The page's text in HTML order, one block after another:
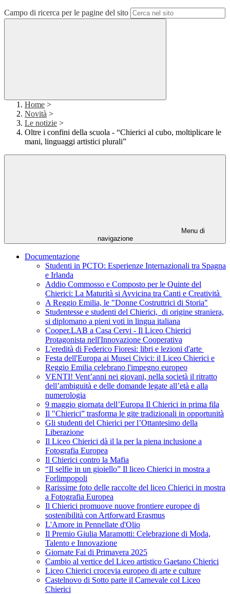
Campo di ricerca per le pagine del sito
Home >
Novità >
Le notizie >
Oltre i confini della scuola - “Chierici al cubo, moltiplicare le
mani, linguaggi artistici plurali”
Menu di
navigazione
Documentazione
Studenti in PCTO: Esperienze Internazionali tra Spagna
e Irlanda
Addio Commosso e Composto per le Quinte del
Chierici: La Maturità si Avvicina tra Canti e Creatività
A Reggio Emilia, le "Donne Costruttrici di Storia"
Studentesse e studenti del Chierici, di origine straniera,
si diplomano a pieni voti in lingua italiana
Cooper.LAB a Casa Cervi - Il Liceo Chierici
Protagonista nell'Innovazione Cooperativa
L'eredità di Federico Fioresi: libri e lezioni d'arte
Festa dell'Europa ai Musei Civici: il Liceo Chierici e
Reggio Emilia celebrano l'impegno europeo
VENTI! Vent’anni nei giovani, nella società il ritratto
dell’ambiguità e delle domande legate all’età e alla
numerologia
9 maggio giornata dell’Europa Il Chierici in prima fila
Il "Chierici” trasforma le gite tradizionali in opportunità
Gli studenti del Chierici per l’Ottantesimo della
Liberazione
Il Liceo Chierici dà il la per la piena inclusione a
Fotografia Europea
Il Chierici contro la Mafia
“Il selfie in un gioiello” Il liceo Chierici in mostra a
Forlimpopoli
Rarissime foto delle raccolte del liceo Chierici in mostra
a Fotografia Europea
Il Chierici promuove nuove frontiere europee di
sostenibilità con Artforward Erasmus
L'Amore in Pennellate d'Olio
Il Premio Giulia Maramotti: Celebrazione di Moda,
Talento e Innovazione
Giornate Fai di Primavera 2025
Cambio al vertice del Liceo artistico Gaetano Chierici
Liceo Chierici crocevia europeo di arte e culture
Castelnovo di Sotto parte il Carnevale col Liceo
Chierici